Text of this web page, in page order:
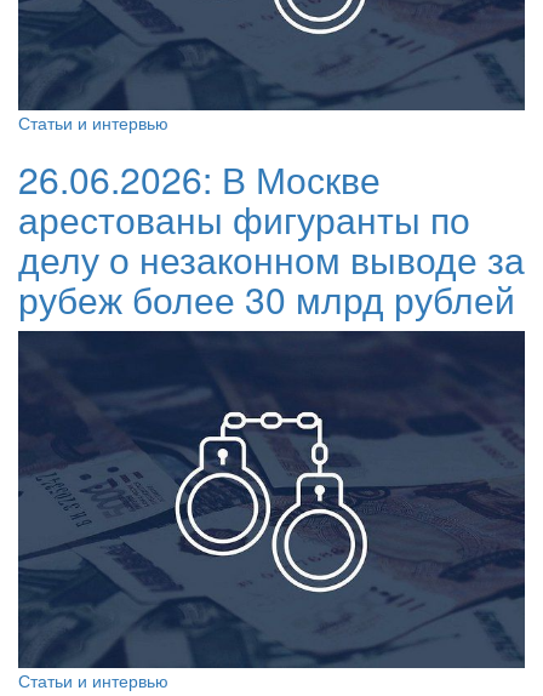
Статьи и интервью
26.06.2026: В Москве
арестованы фигуранты по
делу о незаконном выводе за
рубеж более 30 млрд рублей
Статьи и интервью